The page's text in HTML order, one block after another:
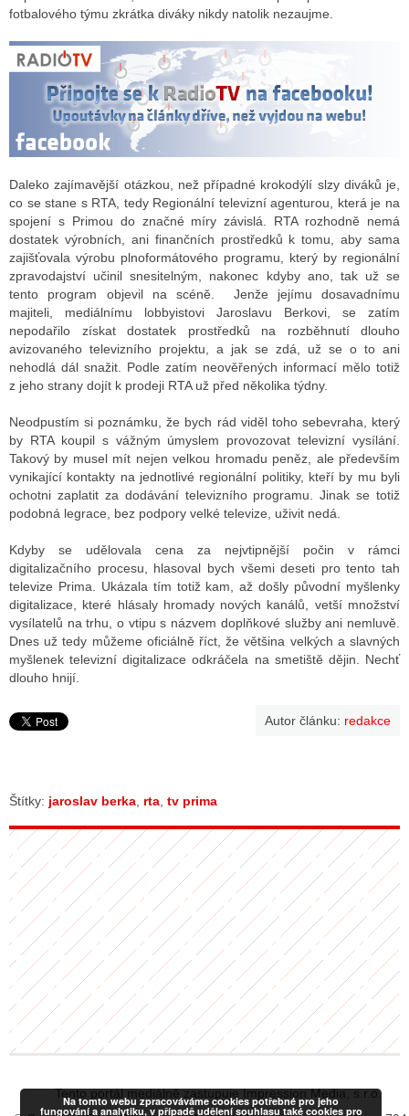
fotbalového týmu zkrátka diváky nikdy natolik nezaujme.
Daleko zajímavější otázkou, než případné krokodýlí slzy diváků je,
co se stane s RTA, tedy Regionální televizní agenturou, která je na
spojení s Primou do značné míry závislá. RTA rozhodně nemá
dostatek výrobních, ani finančních prostředků k tomu, aby sama
zajišťovala výrobu plnoformátového programu, který by regionální
zpravodajství učinil snesitelným, nakonec kdyby ano, tak už se
tento program objevil na scéně. Jenže jejímu dosavadnímu
majiteli, mediálnímu lobbyistovi Jaroslavu Berkovi, se zatím
nepodařilo získat dostatek prostředků na rozběhnutí dlouho
avizovaného televizního projektu, a jak se zdá, už se o to ani
nehodlá dál snažit. Podle zatím neověřených informací mělo totiž
z jeho strany dojít k prodeji RTA už před několika týdny.
Neodpustím si poznámku, že bych rád viděl toho sebevraha, který
by RTA koupil s vážným úmyslem provozovat televizní vysílání.
Takový by musel mít nejen velkou hromadu peněz, ale především
vynikající kontakty na jednotlivé regionální politiky, kteří by mu byli
ochotni zaplatit za dodávání televizního programu. Jinak se totiž
podobná legrace, bez podpory velké televize, uživit nedá.
Kdyby se udělovala cena za nejvtipnější počin v rámci
digitalizačního procesu, hlasoval bych všemi deseti pro tento tah
televize Prima. Ukázala tím totiž kam, až došly původní myšlenky
digitalizace, které hlásaly hromady nových kanálů, vetší množství
vysílatelů na trhu, o vtipu s názvem doplňkové služby ani nemluvě.
Dnes už tedy můžeme oficiálně říct, že většina velkých a slavných
myšlenek televizní digitalizace odkráčela na smetiště dějin. Nechť
dlouho hnijí.
Autor článku: redakce
Štítky: jaroslav berka, rta, tv prima
Tento portál mediálně zastupuje Impression Media, s.r.o.
Na tomto webu zpracováváme cookies potřebné pro jeho
fungování a analytiku, v případě udělení souhlasu také cookies pro